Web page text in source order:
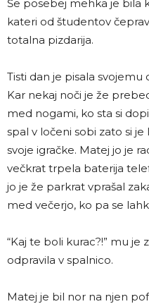
Še posebej mehka je bila
kateri od študentov
totalna pizdarija.
Tisti dan je pisala
Kar nekaj noči je že
med nogami, ko sta si
spal v ločeni sobi zato si
svoje igračke. Matej jo je
večkrat trpela baterija
jo je že parkrat vprašal
med večerjo, ko pa se
“Kaj te boli kurac?!” mu je
odpravila v spalnico.
Matej je bil nor na njen